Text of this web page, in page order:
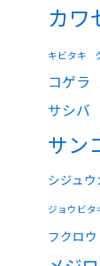
カワ
キビタキ
コゲラ
サシバ
サン
シジュウ
ジョウビタ
フクロウ